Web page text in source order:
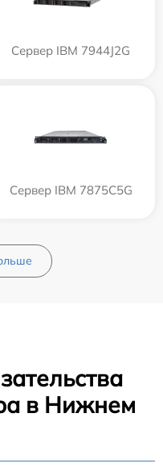
Сервер IBM 7944J2G
Сервер IBM 7875C5G
в Нижнем